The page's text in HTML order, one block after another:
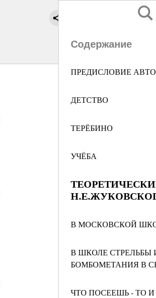
Содержание
ПРЕДИСЛОВИЕ
ДЕТСТВО
ТЕРЁБИНО
УЧЁБА
В МОСКОВСКОЙ
В ШКОЛЕ СТРЕЛЬБЫ
БОМБОМЕТАНИЯ В
ЧТО ПОСЕЕШЬ - ТО